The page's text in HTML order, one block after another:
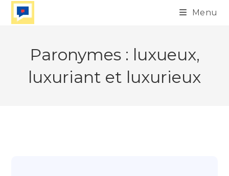
Skip
Menu
Paronymes : luxueux,
luxuriant et luxurieux